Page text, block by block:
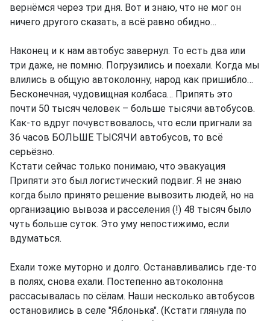
вернёмся через три дня. Вот и знаю, что не мог он
ничего другого сказать, а всё равно обидно…
Наконец и к нам автобус завернул. То есть два или
три даже, не помню. Погрузились и поехали. Когда мы
влились в общую автоколонну, народ как пришибло…
Бесконечная, чудовищная колбаса… Припять это
почти 50 тысяч человек – больше тысячи автобусов.
Как-то вдруг почувствовалось, что если пригнали за
36 часов БОЛЬШЕ ТЫСЯЧИ автобусов, то всё
серьёзно.
Кстати сейчас только понимаю, что эвакуация
Припяти это был логистический подвиг. Я не знаю
когда было принято решение вывозить людей, но на
организацию вывоза и расселения (!) 48 тысяч было
чуть больше суток. Это уму непостижимо, если
вдуматься.
Ехали тоже муторно и долго. Останавливались где-то
в полях, снова ехали. Постепенно автоколонна
рассасывалась по сёлам. Наши несколько автобусов
остановились в селе "Яблонька". (Кстати глянула по